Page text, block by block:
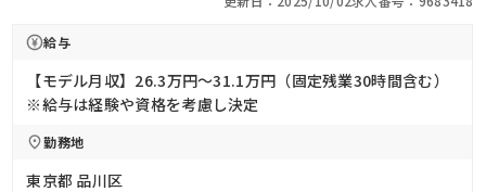
給与
【モデル月収】26.3万円〜31.1万円（固定残業30時間含む）
※給与は経験や資格を考慮し決定
勤務地
東京都 品川区